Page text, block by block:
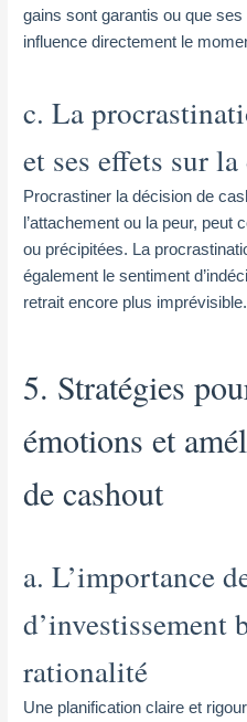
gains sont garantis ou que
influence directement le
c. La
et ses effets sur
Procrastiner la décision de
l’attachement ou la peur, peut
ou précipitées. La
également le sentiment
retrait encore plus imprévisible.
5. Stratégies
émotions et
de cashout
a. L’importance
d’investissement
rationalité
Une planification claire et